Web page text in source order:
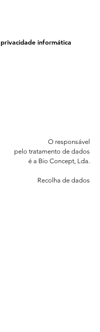
informática
O responsável
pelo tratamento de dados
é a Bio Concept, Lda.
Recolha de dados